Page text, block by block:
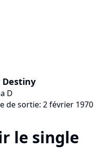
Destiny
D
de sortie: 2 février 1970
le single